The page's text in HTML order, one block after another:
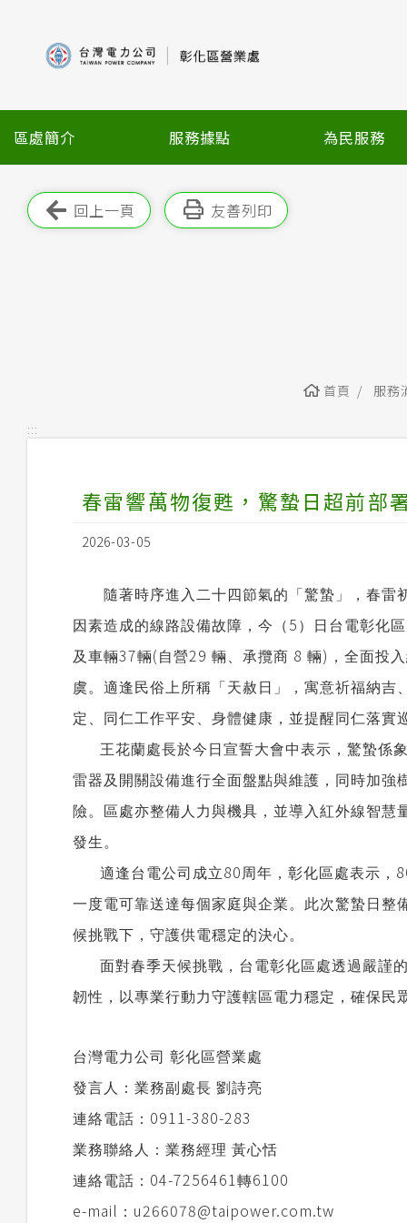
塊
區處簡介 服務據點 為民服務
回上一頁 友善列印
首頁 服務
:::
春雷響萬物復甦，驚蟄日超前部
2026-03-05
隨著時序進入二十四節氣的「驚蟄」，春雷
因素造成的線路設備故障，今（ 5 ）日台電彰化
及車輛37輛( 自營29 輛、承攬商 8 輛) ，全面投
虞。適逢民俗上所稱「天赦日」，寓意祈福納
定、同仁工作平安、身體健康，並提醒同仁落實
王花蘭處長於今日宣誓大會中表示，驚蟄係
雷器及開關設備進行全面盤點與維護，同時加
險。區處亦整備人力與機具，並導入紅外線智
發生。
適逢台電公司成立80 周年，彰化區處表示，
一度電可靠送達每個家庭與企業。此次驚蟄日
候挑戰下，守護供電穩定的決心。
面對春季天候挑戰，台電彰化區處透過嚴謹
韌性，以專業行動力守護轄區電力穩定，確保民
台灣電力公司 彰化區營業處
發言人：業務副處長 劉詩亮
連絡電話： 0911-380-283
業務聯絡人：業務經理 黃心恬
連絡電話： 04-7256461轉6100
e-mail ： u266078@taipower.com.tw